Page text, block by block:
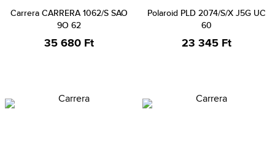
Carrera CARRERA 1062/S SAO
9O 62
35 680 Ft
Polaroid PLD 2074/S/X J5G UC
60
23 345 Ft